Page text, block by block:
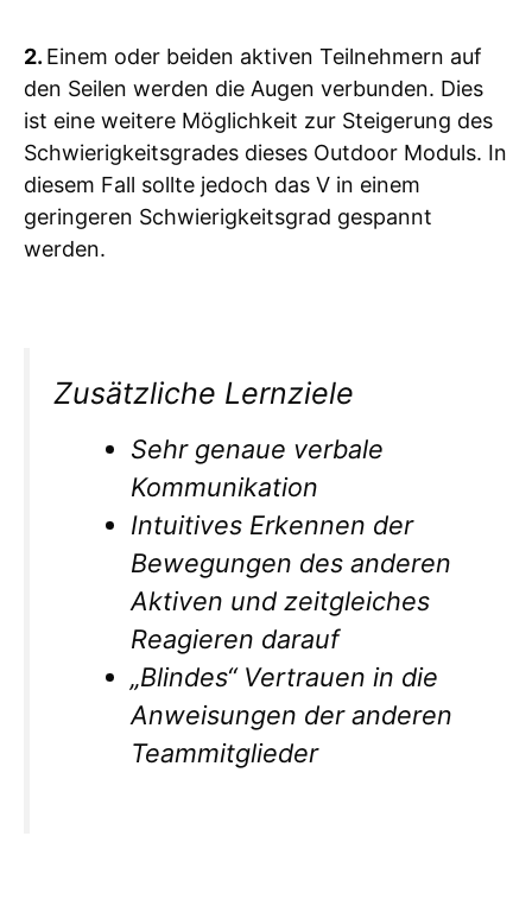
2. Einem oder beiden aktiven Teilnehmern auf
den Seilen werden die Augen verbunden. Dies
ist eine weitere Möglichkeit zur Steigerung des
Schwierigkeitsgrades dieses Outdoor Moduls. In
diesem Fall sollte jedoch das V in einem
geringeren Schwierigkeitsgrad gespannt
werden.
Zusätzliche Lernziele
Sehr genaue verbale
Kommunikation
Intuitives Erkennen der
Bewegungen des anderen
Aktiven und zeitgleiches
Reagieren darauf
„Blindes“ Vertrauen in die
Anweisungen der anderen
Teammitglieder